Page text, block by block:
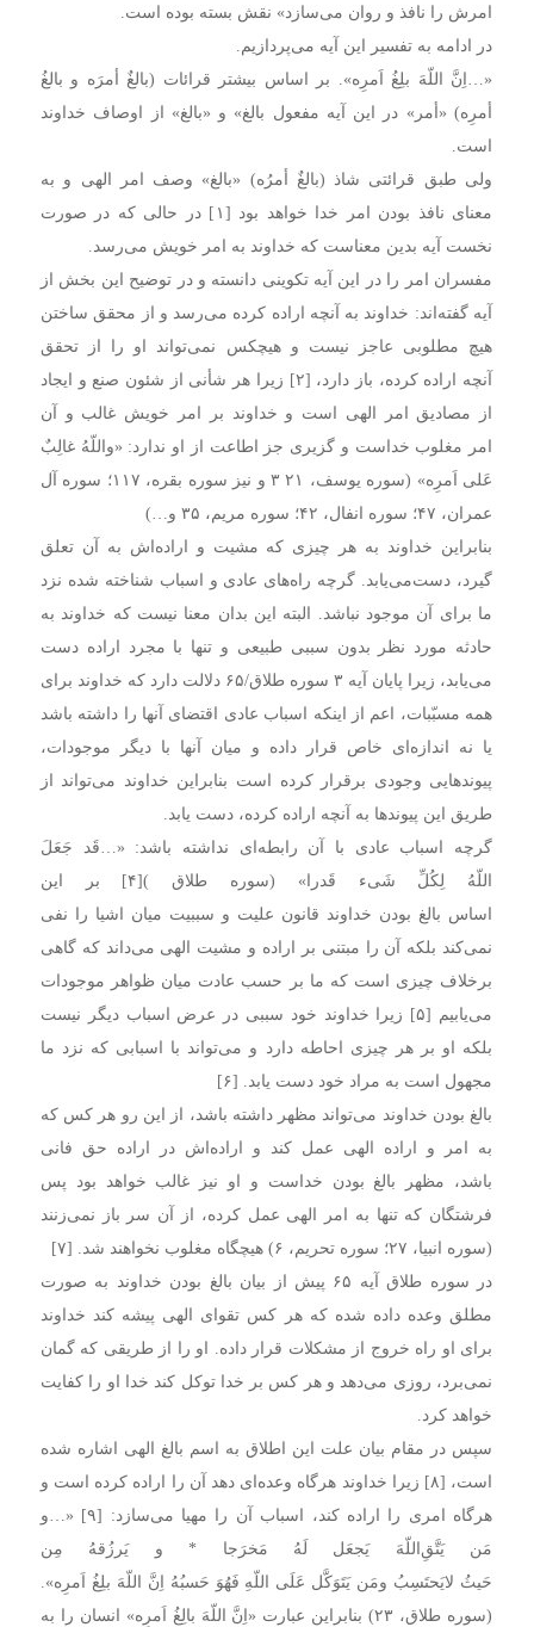
امرش را نافذ و روان می‌سازد» نقش بسته بوده است.
در ادامه به تفسیر این آیه می‌پردازیم.
«…اِنَّ اللّهَ بلِغُ اَمرِه». بر اساس بیشتر قرائات (بالغٌ أمرَه و بالغُ
أمرِه) «أمر» در این آیه مفعول بالغ» و «بالغ» از اوصاف خداوند
است.
ولی طبق قرائتی شاذ (بالغٌ أمرُه) «بالغ» وصف امر الهی و به
معنای نافذ بودن امر خدا خواهد بود [۱] در حالی که در صورت
نخست آیه بدین معناست که خداوند به امر خویش می‌رسد.
مفسران امر را در این آیه تکوینی دانسته و در توضیح این بخش از
آیه گفته‌اند: خداوند به آنچه اراده کرده می‌رسد و از محقق ساختن
هیچ مطلوبی عاجز نیست و هیچکس نمی‌تواند او را از تحقق
آنچه اراده کرده، باز دارد، [۲] زیرا هر شأنی از شئون صنع و ایجاد
از مصادیق امر الهی است و خداوند بر امر خویش غالب و آن
امر مغلوب خداست و گزیری جز اطاعت از او ندارد: «واللّهُ غالِبٌ
عَلی اَمرِه» (سوره یوسف، ۲۱ ۳ و نیز سوره بقره، ۱۱۷؛ سوره آل
عمران، ۴۷؛ سوره انفال، ۴۲؛ سوره مریم، ۳۵ و…)
بنابراین خداوند به هر چیزی که مشیت و اراده‌اش به آن تعلق
گیرد، دست‌می‌یابد. گرچه راه‌های عادی و اسباب شناخته شده نزد
ما برای آن موجود نباشد. البته این بدان معنا نیست که خداوند به
حادثه مورد نظر بدون سببی طبیعی و تنها با مجرد اراده دست
می‌یابد، زیرا پایان آیه ۳ سوره طلاق/۶۵ دلالت دارد که خداوند برای
همه مسبّبات، اعم از اینکه اسباب عادی اقتضای آنها را داشته باشد
یا نه اندازه‌ای خاص قرار داده و میان آنها با دیگر موجودات،
پیوندهایی وجودی برقرار کرده است بنابراین خداوند می‌تواند از
طریق این پیوندها به آنچه اراده کرده، دست یابد.
گرچه اسباب عادی با آن رابطه‌ای نداشته باشد: «…قَد جَعَلَ
اللّهُ لِکُلِّ شَیء قَدرا» (سوره طلاق )[۴] بر این
اساس بالغ بودن خداوند قانون علیت و سببیت میان اشیا را نفی
نمی‌کند بلکه آن را مبتنی بر اراده و مشیت الهی می‌داند که گاهی
برخلاف چیزی است که ما بر حسب عادت میان ظواهر موجودات
می‌یابیم [۵] زیرا خداوند خود سببی در عرض اسباب دیگر نیست
بلکه او بر هر چیزی احاطه دارد و می‌تواند با اسبابی که نزد ما
مجهول است به مراد خود دست یابد. [۶]
بالغ بودن خداوند می‌تواند مظهر داشته باشد، از این رو هر کس که
به امر و اراده الهی عمل کند و اراده‌اش در اراده حق فانی
باشد، مظهر بالغ بودن خداست و او نیز غالب خواهد بود پس
فرشتگان که تنها به امر الهی عمل کرده، از آن سر باز نمی‌زنند
(سوره انبیا، ۲۷؛ سوره تحریم، ۶) هیچگاه مغلوب نخواهند شد. [۷]
در سوره طلاق آیه ۶۵ پیش از بیان بالغ بودن خداوند به صورت
مطلق وعده داده شده که هر کس تقوای الهی پیشه کند خداوند
برای او راه خروج از مشکلات قرار داده. او را از طریقی که گمان
نمی‌برد، روزی می‌دهد و هر کس بر خدا توکل کند خدا او را کفایت
خواهد کرد.
سپس در مقام بیان علت این اطلاق به اسم بالغ الهی اشاره شده
است، [۸] زیرا خداوند هرگاه وعده‌ای دهد آن را اراده کرده است و
هرگاه امری را اراده کند، اسباب آن را مهیا می‌سازد: [۹] «…و
مَن یَتَّقِ‌اللّهَ یَجعَل لَهُ مَخرَجا * و یَرزُقهُ مِن
حَیثُ لایَحتَسِبُ ومَن یَتَوَکَّل عَلَی اللّهِ فَهُوَ حَسبُهُ اِنَّ اللّهَ بلِغُ اَمرِه».
(سوره طلاق، ۲‌۳) بنابراین عبارت «اِنَّ اللّهَ بالِغُ اَمرِه» انسان را به